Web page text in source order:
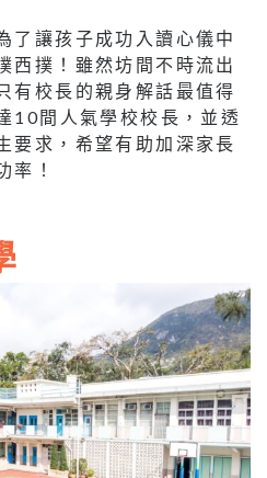
了讓孩子成功入讀心儀中
西撲！雖然坊間不時流出
有校長的親身解話最值得
10間人氣學校校長，並透
要求，希望有助加深家長
率！